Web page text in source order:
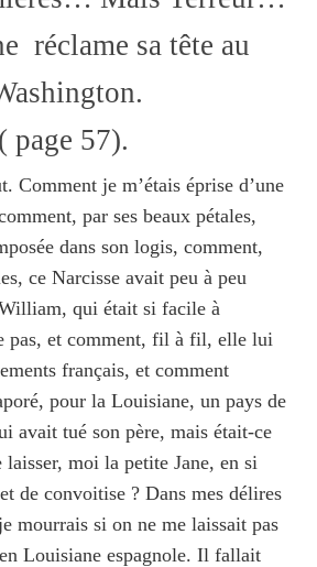
réclame sa tête au
page 57).
Comment je m’étais éprise d’une
par ses beaux pétales,
dans son logis, comment,
ce Narcisse avait peu à peu
qui était si facile à
pas, et comment, fil à fil, elle lui
français, et comment
pour la Louisiane, un pays de
avait tué son père, mais était‑ce
moi la petite Jane, en si
de convoitise ? Dans mes délires
mourrais si on ne me laissait pas
Louisiane espagnole. Il fallait